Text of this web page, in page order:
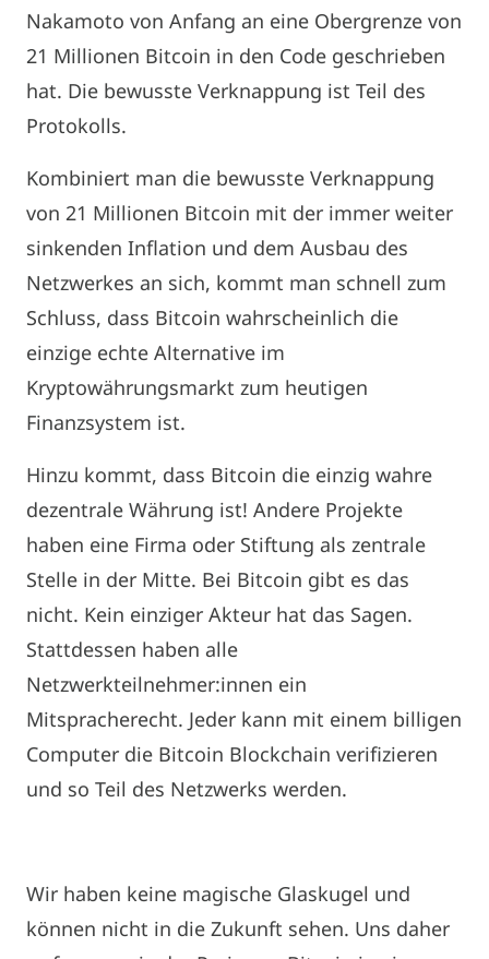
Nakamoto von Anfang an eine Obergrenze von
21 Millionen Bitcoin in den Code geschrieben
hat. Die bewusste Verknappung ist Teil des
Protokolls.
Kombiniert man die bewusste Verknappung
von 21 Millionen Bitcoin mit der immer weiter
sinkenden Inflation und dem Ausbau des
Netzwerkes an sich, kommt man schnell zum
Schluss, dass Bitcoin wahrscheinlich die
einzige echte Alternative im
Kryptowährungsmarkt zum heutigen
Finanzsystem ist.
Hinzu kommt, dass Bitcoin die einzig wahre
dezentrale Währung ist! Andere Projekte
haben eine Firma oder Stiftung als zentrale
Stelle in der Mitte. Bei Bitcoin gibt es das
nicht. Kein einziger Akteur hat das Sagen.
Stattdessen haben alle
Netzwerkteilnehmer:innen ein
Mitspracherecht. Jeder kann mit einem billigen
Computer die Bitcoin Blockchain verifizieren
und so Teil des Netzwerks werden.
Wir haben keine magische Glaskugel und
können nicht in die Zukunft sehen. Uns daher